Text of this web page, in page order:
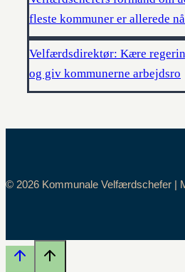
fleste kommuner er allerede
Velfærdsdirektør: Kære
og giv kommunerne arbejdsro
© 2026 Kommunale Velfærdschefer |